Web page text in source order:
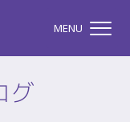
社ミツイバウマテリア
MENU
グ